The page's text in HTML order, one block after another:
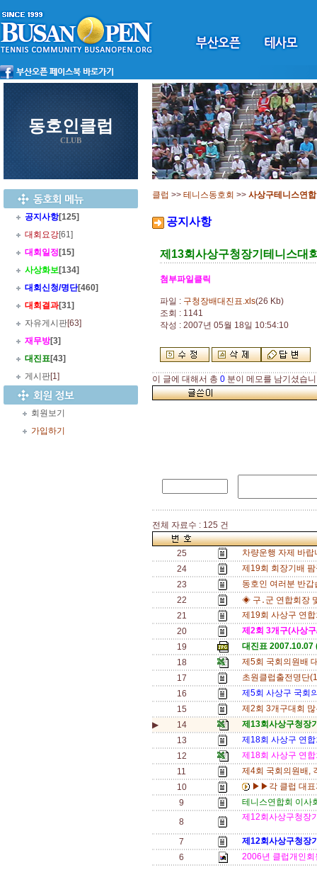
동호인클럽
CLUB
공지사항[125]
대회요강[61]
대회일정 [15]
사상화보[134]
대회신청/명단[460]
대회결과[31]
자유게시판[63]
재무방[3]
대진표[43]
게시판[1]
회원보기
가입하기
클럽 >> 테니스동호회 >> 사상구테니스연
공지사항
제13회사상구청장기테니스대
첨부파일클릭
파일 : 구청장배대진표.xls(26 Kb)
조회 : 1141
작성 : 2007년 05월 18일 10:54:10
이 글에 대해서 총 0 분이 메모를 남기셨습
전체 자료수 : 125 건
25
차량운행 자제 바
24
제19회 회장기배
23
동호인 여러분 반
22
◈ 구․군 연합회장
21
제19회 사상구 연
20
제2회 3개구(사상
19
대진표 2007.10.07
18
제5회 국회의원배
17
초원클럽출전명단
16
제5회 사상구 국회
15
제2회 3개구대회
▶
14
제13회사상구청장
13
제18회 사상구 연
12
제18회 사상구 연
11
제4회 국회의원배,
10
▶▶각 클럽 대표
9
테니스연합회 이사
8
제12회사상구청장
7
제12회사상구청장
6
2006년 클럽개인